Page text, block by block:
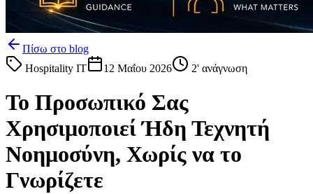
Πίσω στο blog
Hospitality IT
12 Μαΐου 2026 2' ανάγνωση
Το Προσωπικό Σας
Χρησιμοποιεί Ήδη Τεχνητή
Νοημοσύνη, Χωρίς να το
Γνωρίζετε